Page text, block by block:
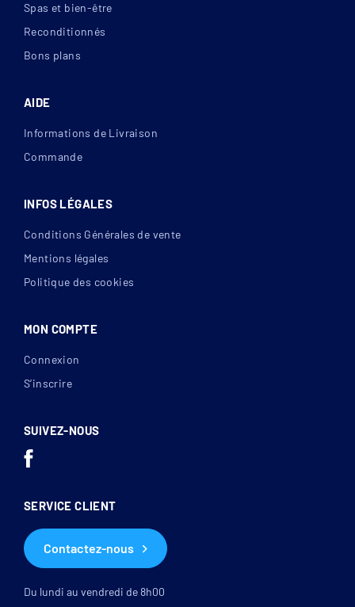
Spas et bien-être
Reconditionnés
Bons plans
AIDE
Informations de Livraison
Commande
INFOS LÉGALES
Conditions Générales de vente
Mentions légales
Politique des cookies
MON COMPTE
Connexion
S’inscrire
SUIVEZ-NOUS
SERVICE CLIENT
Contactez-nous
Du lundi au vendredi de 8h00